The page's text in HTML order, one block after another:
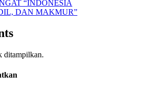
“INDONESIA
DAN MAKMUR”
ditampilkan.